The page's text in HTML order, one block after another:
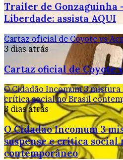
Trailer de Gonzaguinha
Liberdade: assista AQUI
Cartaz oficial de Coyote vs
3 dias atrás
Cartaz oficial de Coyote
O Cidadão Incomum 3 mistura
crítica social no Brasil
3 dias atrás
O Cidadão Incomum 3
suspense e crítica social
contemporâneo